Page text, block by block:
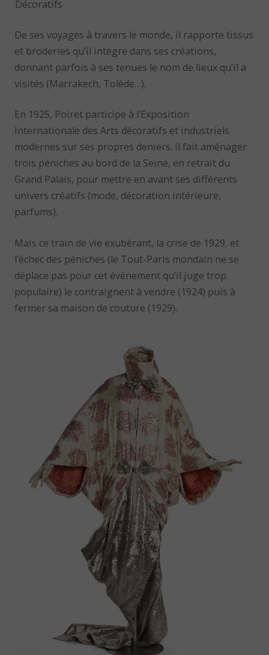
Décoratifs
De ses voyages à travers le monde, il rapporte tissus
et broderies qu’il intègre dans ses créations,
donnant parfois à ses tenues le nom de lieux qu’il a
visités (Marrakech, Tolède…).
En 1925, Poiret participe à l’Exposition
Internationale des Arts décoratifs et industriels
modernes sur ses propres deniers. Il fait aménager
trois péniches au bord de la Seine, en retrait du
Grand Palais, pour mettre en avant ses différents
univers créatifs (mode, décoration intérieure,
parfums).
Mais ce train de vie exubérant, la crise de 1929, et
l’échec des péniches (le Tout-Paris mondain ne se
déplace pas pour cet événement qu’il juge trop
populaire) le contraignent à vendre (1924) puis à
fermer sa maison de couture (1929).